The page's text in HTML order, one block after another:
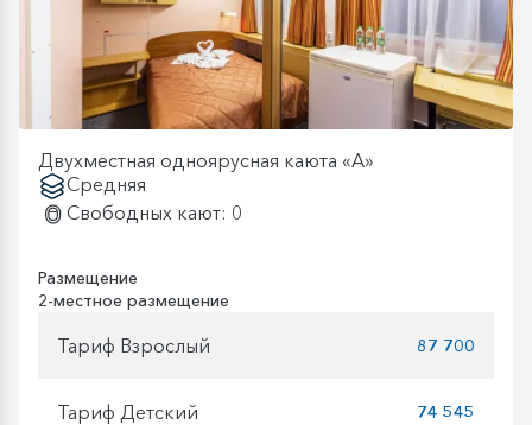
Двухместная одноярусная каюта «А»
Средняя
Свободных кают: 0
Размещение
2-местное размещение
Тариф Взрослый 87 700
Тариф Детский 74 545